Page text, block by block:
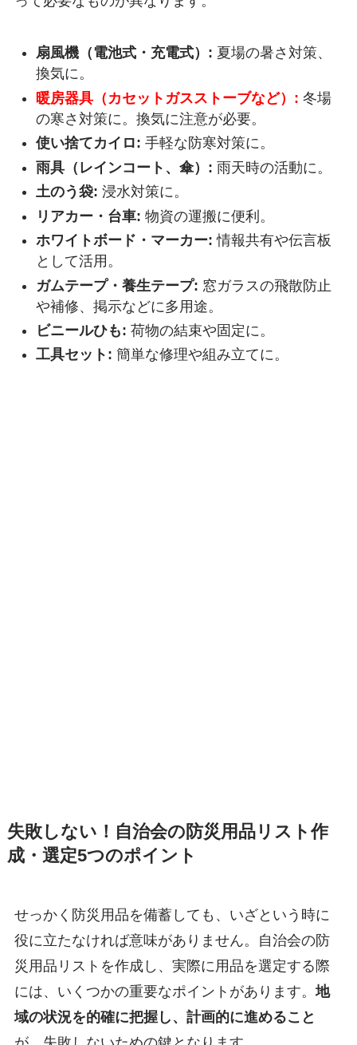
扇風機（電池式・充電式）: 夏場の暑さ対策、
換気に。
暖房器具（カセットガスストーブなど）: 冬場
の寒さ対策に。換気に注意が必要。
使い捨てカイロ: 手軽な防寒対策に。
雨具（レインコート、傘）: 雨天時の活動に。
土のう袋: 浸水対策に。
リアカー・台車: 物資の運搬に便利。
ホワイトボード・マーカー: 情報共有や伝言板
として活用。
ガムテープ・養生テープ: 窓ガラスの飛散防止
や補修、掲示などに多用途。
ビニールひも: 荷物の結束や固定に。
工具セット: 簡単な修理や組み立てに。
失敗しない！自治会の防災用品リスト作
成・選定5つのポイント
せっかく防災用品を備蓄しても、いざという時に
役に立たなければ意味がありません。自治会の防
災用品リストを作成し、実際に用品を選定する際
には、いくつかの重要なポイントがあります。地
域の状況を的確に把握し、計画的に進めること